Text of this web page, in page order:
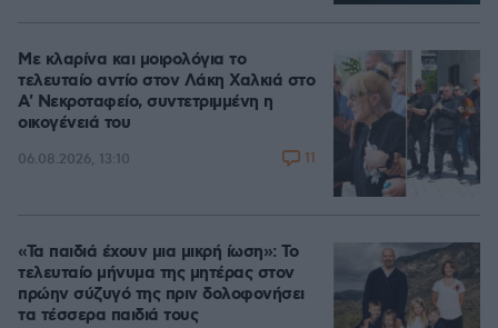
Με κλαρίνα και μοιρολόγια το
τελευταίο αντίο στον Λάκη Χαλκιά στο
A' Νεκροταφείο, συντετριμμένη η
οικογένειά του
06.08.2026, 13:10 11
«Τα παιδιά έχουν μια μικρή ίωση»: Το
τελευταίο μήνυμα της μητέρας στον
πρώην σύζυγό της πριν δολοφονήσει
τα τέσσερα παιδιά τους